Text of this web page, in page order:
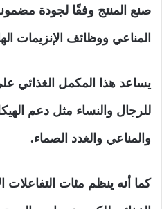
صنع المنتج وفقًا لجودة
المناعي ووظائف الإنزيمات
يساعد هذا المكمل الغذائي
للرجال والنساء مثل دعم
والمناعي والغدد الصماء.
كما أنه ينظم مئات التفاعلات